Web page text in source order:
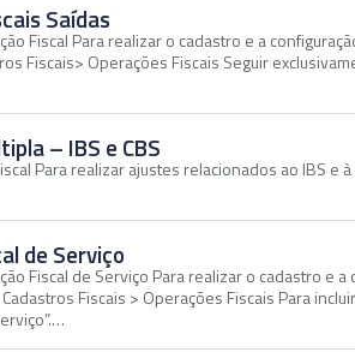
Saídas
Fiscal Para realizar o cadastro e a
Fiscais> Operações Fiscais Seguir
– IBS e CBS
Para realizar ajustes relacionados ao IBS e
de Serviço
Fiscal de Serviço Para realizar o cadastro e
Fiscais > Operações Fiscais Para